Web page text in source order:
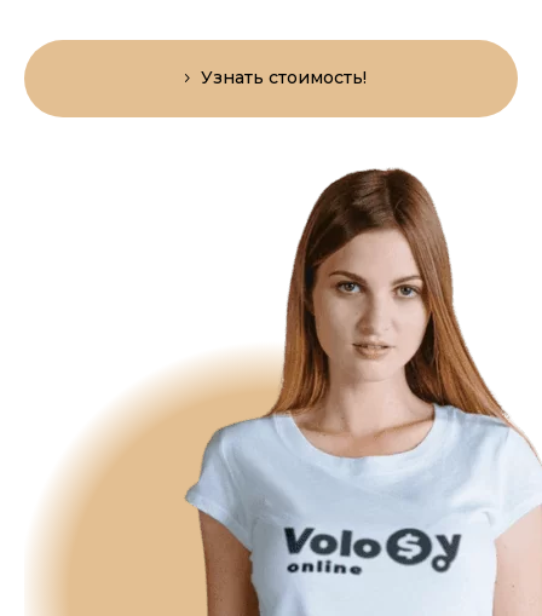
Узнать стоимость!